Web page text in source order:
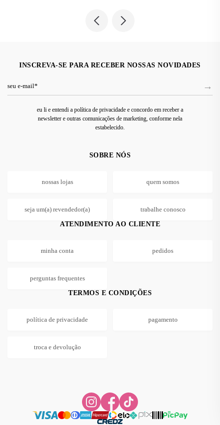
INSCREVA-SE PARA RECEBER NOSSAS NOVIDADES
eu li e entendi a política de privacidade e concordo em receber a
newsletter e outras comunicações de marketing, conforme nela
estabelecido.
SOBRE NÓS
nossas lojas quem somos
seja um(a) revendedor(a) trabalhe conosco
ATENDIMENTO AO CLIENTE
minha conta pedidos
perguntas frequentes
TERMOS E CONDIÇÕES
política de privacidade pagamento
troca e devolução